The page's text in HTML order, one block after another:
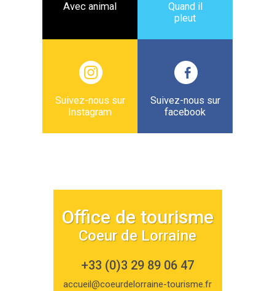
Avec animal
Quand il
pleut
Suivez-nous sur
Instagram
Suivez-nous sur
facebook
Office de tourisme
Coeur de Lorraine
+33 (0)3 29 89 06 47
accueil@coeurdelorraine-tourisme.fr